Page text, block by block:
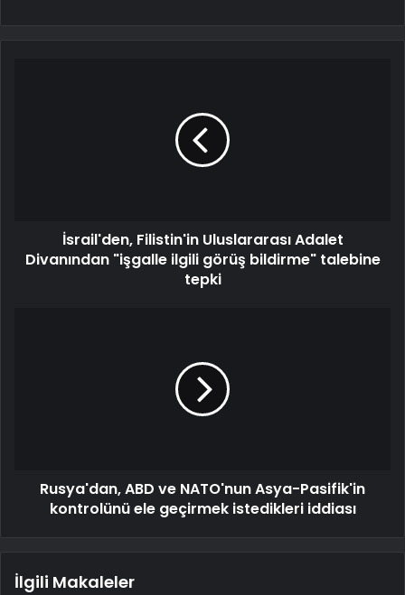
İsrail'den, Filistin'in Uluslararası Adalet
Divanından "işgalle ilgili görüş bildirme" talebine
tepki
Rusya'dan, ABD ve NATO'nun Asya-Pasifik'in
kontrolünü ele geçirmek istedikleri iddiası
İlgili Makaleler